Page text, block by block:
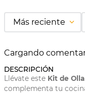
Más reciente
Cargando
DESCRIPCIÓN
Llévate este Kit de
complementa tu